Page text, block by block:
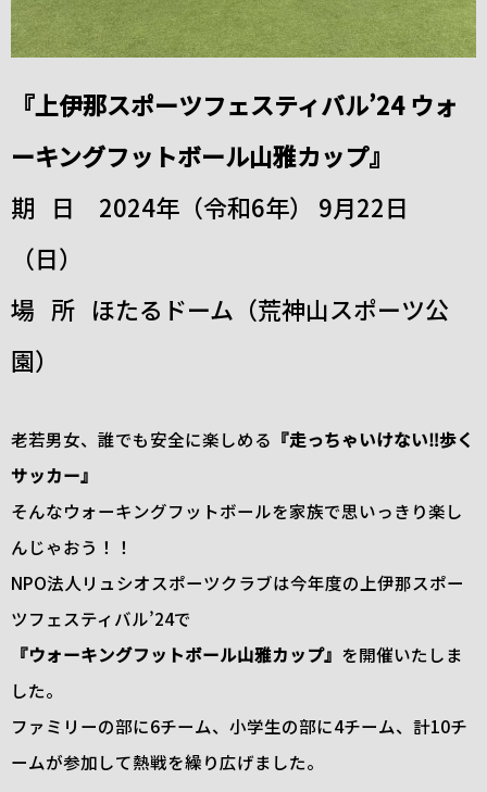
『上伊那スポーツフェスティバル’24 ウォ
ーキングフットボール山雅カップ』
期 日 2024年（令和6年） 9月22日
（日）
場 所 ほたるドーム（荒神山スポーツ公
園）
老若男女、誰でも安全に楽しめる 『走っちゃいけない‼歩く
サッカー』
そんなウォーキングフットボールを家族で思いっきり楽し
んじゃおう！！
NPO法人リュシオスポーツクラブは今年度の上伊那スポー
ツフェスティバル’24で
『ウォーキングフットボール山雅カップ』 を開催いたしま
した。
ファミリーの部に6チーム、小学生の部に4チーム、計10チ
ームが参加して熱戦を繰り広げました。